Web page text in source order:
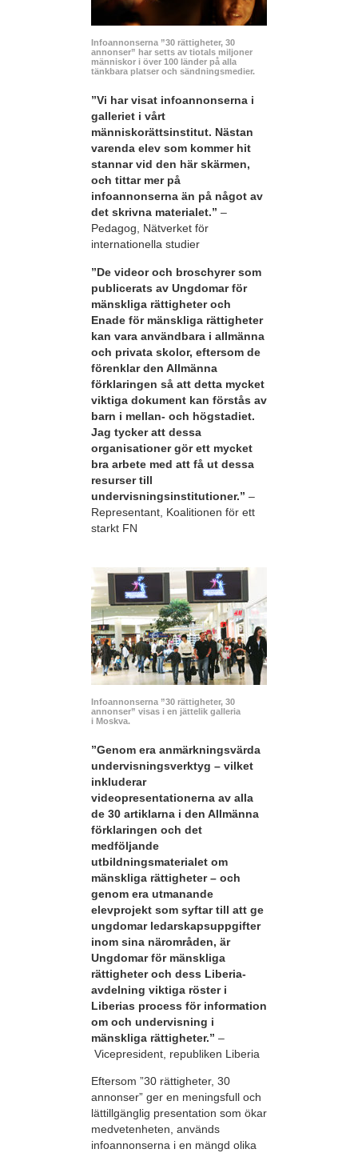
Infoannonserna ”30 rättigheter, 30
annonser” har setts av tiotals miljoner
människor i över 100 länder på alla
tänkbara platser och sändningsmedier.
”Vi har visat infoannonserna i
galleriet i vårt
människorättsinstitut. Nästan
varenda elev som kommer hit
stannar vid den här skärmen,
och tittar mer på
infoannonserna än på något av
det skrivna materialet.” –
Pedagog, Nätverket för
internationella studier
”De videor och broschyrer som
publicerats av Ungdomar för
mänskliga rättigheter och
Enade för mänskliga rättigheter
kan vara användbara i allmänna
och privata skolor, eftersom de
förenklar den Allmänna
förklaringen så att detta mycket
viktiga dokument kan förstås av
barn i mellan- och högstadiet.
Jag tycker att dessa
organisationer gör ett mycket
bra arbete med att få ut dessa
resurser till
undervisningsinstitutioner.” –
Representant, Koalitionen för ett
starkt FN
Infoannonserna ”30 rättigheter, 30
annonser” visas i en jättelik galleria
i Moskva.
”Genom era anmärkningsvärda
undervisningsverktyg – vilket
inkluderar
videopresentationerna av alla
de 30 artiklarna i den Allmänna
förklaringen och det
medföljande
utbildningsmaterialet om
mänskliga rättigheter – och
genom era utmanande
elevprojekt som syftar till att ge
ungdomar ledarskapsuppgifter
inom sina närområden, är
Ungdomar för mänskliga
rättigheter och dess Liberia-
avdelning viktiga röster i
Liberias process för information
om och undervisning i
mänskliga rättigheter.” –
Vicepresident, republiken Liberia
Eftersom ”30 rättigheter, 30
annonser” ger en meningsfull och
lättillgänglig presentation som ökar
medvetenheten, används
infoannonserna i en mängd olika